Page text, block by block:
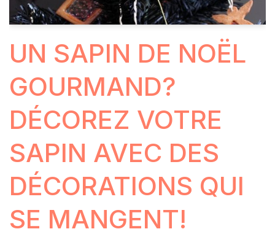
UN SAPIN DE NOËL
GOURMAND?
DÉCOREZ VOTRE
SAPIN AVEC DES
DÉCORATIONS QUI
SE MANGENT!